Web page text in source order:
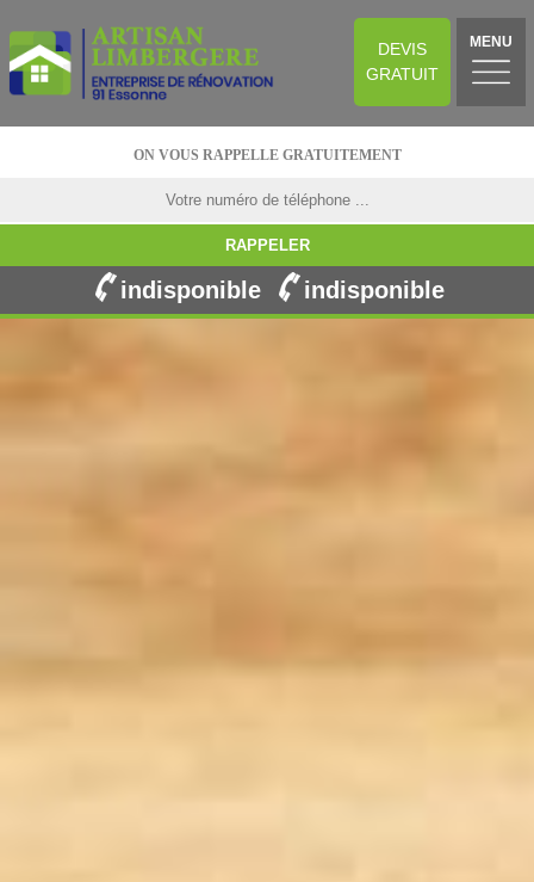
DEVIS
GRATUIT
MENU
ON VOUS RAPPELLE GRATUITEMENT
indisponible indisponible